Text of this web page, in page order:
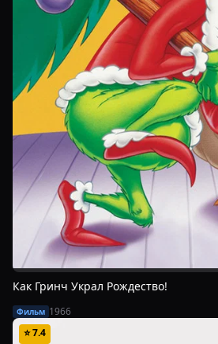
Как Гринч Украл Рождество!
Фильм 1966
⭐7.4